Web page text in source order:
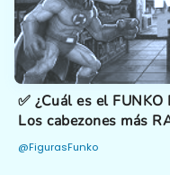
✅ ¿Cuál es el
Los cabezones más
@FigurasFunko